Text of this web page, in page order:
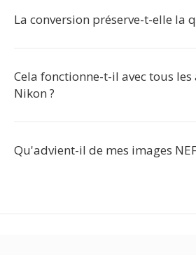
La conversion préserve-t-elle la
Cela fonctionne-t-il avec tous
Nikon ?
Qu'advient-il de mes images